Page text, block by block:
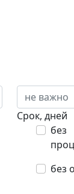
Срок, дней
без
без